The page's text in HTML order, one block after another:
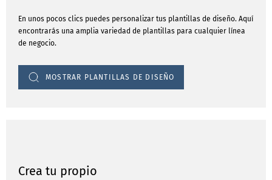
En unos pocos clics puedes personalizar tus plantillas de diseño. Aquí
encontrarás una amplia variedad de plantillas para cualquier línea
de negocio.
MOSTRAR PLANTILLAS DE DISEÑO
Crea tu propio